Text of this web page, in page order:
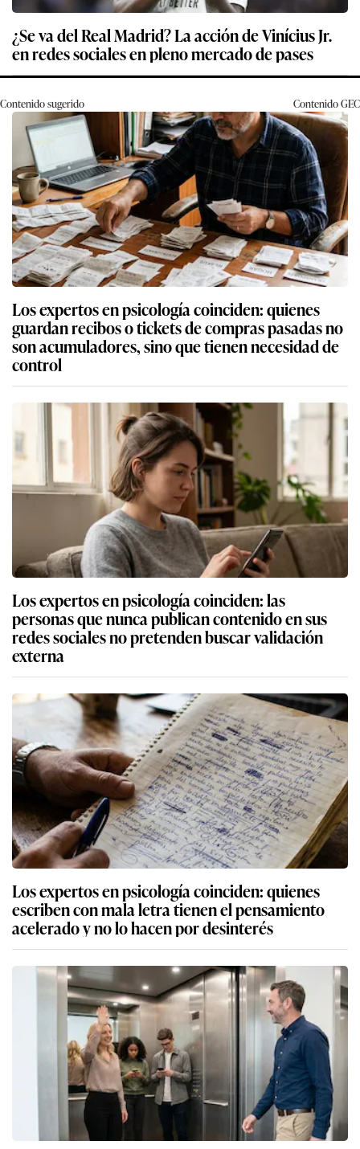
¿Se va del Real Madrid? La acción de Vinícius Jr.
en redes sociales en pleno mercado de pases
Contenido sugerido ContenidoGEC
Los expertos en psicología coinciden: quienes
guardan recibos o tickets de compras pasadas no
son acumuladores, sino que tienen necesidad de
control
Los expertos en psicología coinciden: las
personas que nunca publican contenido en sus
redes sociales no pretenden buscar validación
externa
Los expertos en psicología coinciden: quienes
escriben con mala letra tienen el pensamiento
acelerado y no lo hacen por desinterés